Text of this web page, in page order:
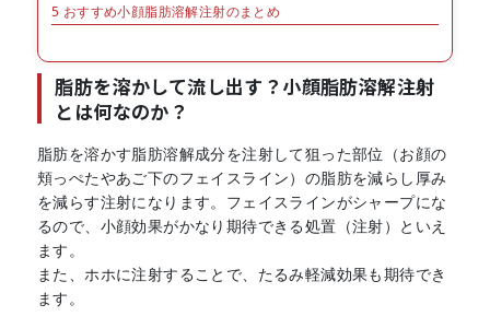
5 おすすめ小顔脂肪溶解注射のまとめ
脂肪を溶かして流し出す？小顔脂肪溶解注射
とは何なのか？
脂肪を溶かす脂肪溶解成分を注射して狙った部位（お顔の
頬っぺたやあご下のフェイスライン）の脂肪を減らし厚み
を減らす注射になります。フェイスラインがシャープにな
るので、小顔効果がかなり期待できる処置（注射）といえ
ます。
また、ホホに注射することで、たるみ軽減効果も期待でき
ます。